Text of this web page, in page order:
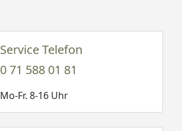
Service Telefon
0 71 588 01 81
Mo-Fr. 8-16 Uhr